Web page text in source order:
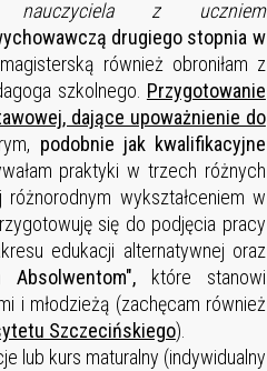
nauczyciela z uczniem
drugiego stopnia w
również obroniłam z
szkolnego. Przygotowanie
dające upoważnienie do
podobnie jak kwalifikacyjne
praktyki w trzech różnych
wykształceniem w
się do podjęcia pracy
edukacji alternatywnej oraz
Absolwentom",które stanowi
i młodzieżą (zachęcam również
Szczecińskiego).
lub kurs maturalny (indywidualny